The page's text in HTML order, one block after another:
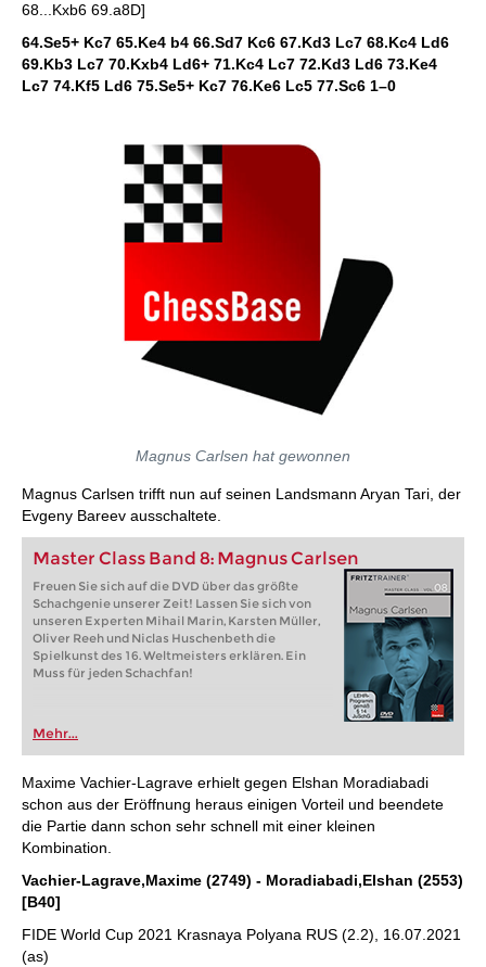
68...Kxb6 69.a8D]
64.Se5+ Kc7 65.Ke4 b4 66.Sd7 Kc6 67.Kd3 Lc7 68.Kc4 Ld6
69.Kb3 Lc7 70.Kxb4 Ld6+ 71.Kc4 Lc7 72.Kd3 Ld6 73.Ke4
Lc7 74.Kf5 Ld6 75.Se5+ Kc7 76.Ke6 Lc5 77.Sc6 1–0
Magnus Carlsen hat gewonnen
Magnus Carlsen trifft nun auf seinen Landsmann Aryan Tari, der
Evgeny Bareev ausschaltete.
Master Class Band 8: Magnus Carlsen
Freuen Sie sich auf die DVD über das größte
Schachgenie unserer Zeit! Lassen Sie sich von
unseren Experten Mihail Marin, Karsten Müller,
Oliver Reeh und Niclas Huschenbeth die
Spielkunst des 16. Weltmeisters erklären. Ein
Muss für jeden Schachfan!
Mehr...
Maxime Vachier-Lagrave erhielt gegen Elshan Moradiabadi
schon aus der Eröffnung heraus einigen Vorteil und beendete
die Partie dann schon sehr schnell mit einer kleinen
Kombination.
Vachier-Lagrave,Maxime (2749) - Moradiabadi,Elshan (2553)
[B40]
FIDE World Cup 2021 Krasnaya Polyana RUS (2.2), 16.07.2021
(as)